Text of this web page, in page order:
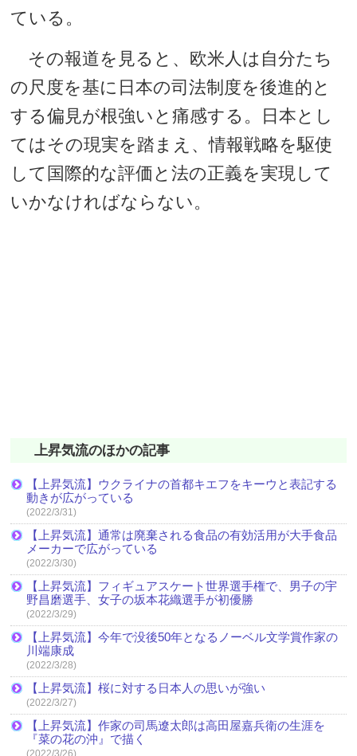
ている。
その報道を見ると、欧米人は自分たち
の尺度を基に日本の司法制度を後進的と
する偏見が根強いと痛感する。日本とし
てはその現実を踏まえ、情報戦略を駆使
して国際的な評価と法の正義を実現して
いかなければならない。
上昇気流のほかの記事
【上昇気流】ウクライナの首都キエフをキーウと表記する
動きが広がっている
(2022/3/31)
【上昇気流】通常は廃棄される食品の有効活用が大手食品
メーカーで広がっている
(2022/3/30)
【上昇気流】フィギュアスケート世界選手権で、男子の宇
野昌磨選手、女子の坂本花織選手が初優勝
(2022/3/29)
【上昇気流】今年で没後50年となるノーベル文学賞作家の
川端康成
(2022/3/28)
【上昇気流】桜に対する日本人の思いが強い
(2022/3/27)
【上昇気流】作家の司馬遼太郎は高田屋嘉兵衛の生涯を
『菜の花の沖』で描く
(2022/3/26)